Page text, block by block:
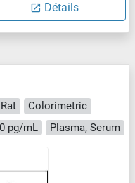
Détails
Colorimetric
pg/mL Plasma, Serum